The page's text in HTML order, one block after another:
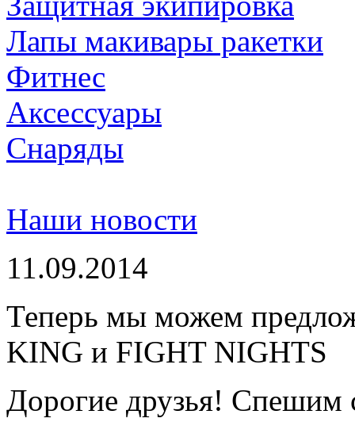
Лапы макивары ракетки
Фитнес
Аксессуары
Снаряды
Наши новости
11.09.2014
Теперь мы можем
KING и FIGHT NIGHTS
Дорогие друзья! Спешим